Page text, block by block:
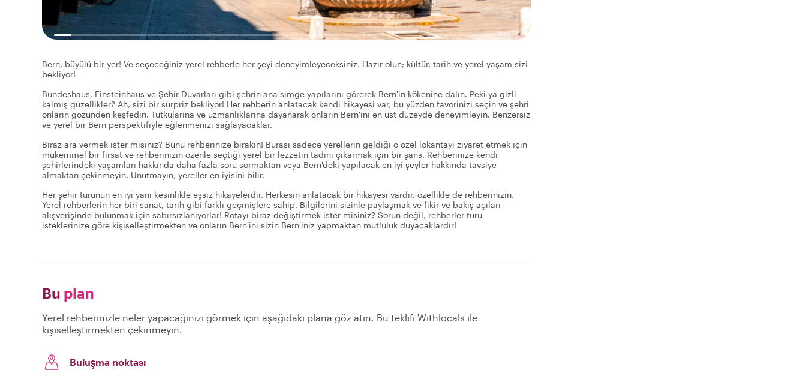
Bern, büyülü bir yer! Ve seçeceğiniz yerel rehberle her şeyi deneyimleyeceksiniz. Hazır olun; kültür, tarih ve yerel yaşam sizi
bekliyor!
Bundeshaus, Einsteinhaus ve Şehir Duvarları gibi şehrin ana simge yapılarını görerek Bern'in kökenine dalın. Peki ya gizli
kalmış güzellikler? Ah, sizi bir sürpriz bekliyor! Her rehberin anlatacak kendi hikayesi var, bu yüzden favorinizi seçin ve şehri
onların gözünden keşfedin. Tutkularına ve uzmanlıklarına dayanarak onların Bern'ini en üst düzeyde deneyimleyin. Benzersiz
ve yerel bir Bern perspektifiyle eğlenmenizi sağlayacaklar.
Biraz ara vermek ister misiniz? Bunu rehberinize bırakın! Burası sadece yerellerin geldiği o özel lokantayı ziyaret etmek için
mükemmel bir fırsat ve rehberinizin özenle seçtiği yerel bir lezzetin tadını çıkarmak için bir şans. Rehberinize kendi
şehirlerindeki yaşamları hakkında daha fazla soru sormaktan veya Bern'deki yapılacak en iyi şeyler hakkında tavsiye
almaktan çekinmeyin. Unutmayın, yereller en iyisini bilir.
Her şehir turunun en iyi yanı kesinlikle eşsiz hikayelerdir. Herkesin anlatacak bir hikayesi vardır, özellikle de rehberinizin.
Yerel rehberlerin her biri sanat, tarih gibi farklı geçmişlere sahip. Bilgilerini sizinle paylaşmak ve fikir ve bakış açıları
alışverişinde bulunmak için sabırsızlanıyorlar! Rotayı biraz değiştirmek ister misiniz? Sorun değil, rehberler turu
isteklerinize göre kişiselleştirmekten ve onların Bern'ini sizin Bern'iniz yapmaktan mutluluk duyacaklardır!
Bu plan
Yerel rehberinizle neler yapacağınızı görmek için aşağıdaki plana göz atın. Bu teklifi Withlocals ile
kişiselleştirmekten çekinmeyin.
Buluşma noktası